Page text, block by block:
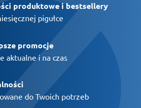
produktowe i bestsellery
pigułce
promocje
aktualne i na czas
do Twoich potrzeb